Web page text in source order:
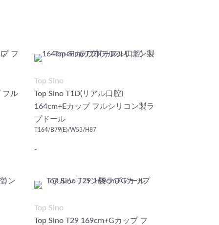
フル
Top Sino
Top Sino T1D(リアル口腔)
164cm+Eカップ フルシリコン製ラ
ブドール
T164/B79(E)/W53/H87
-
Top Sino
Top Sino T29 169cm+Gカップ フ